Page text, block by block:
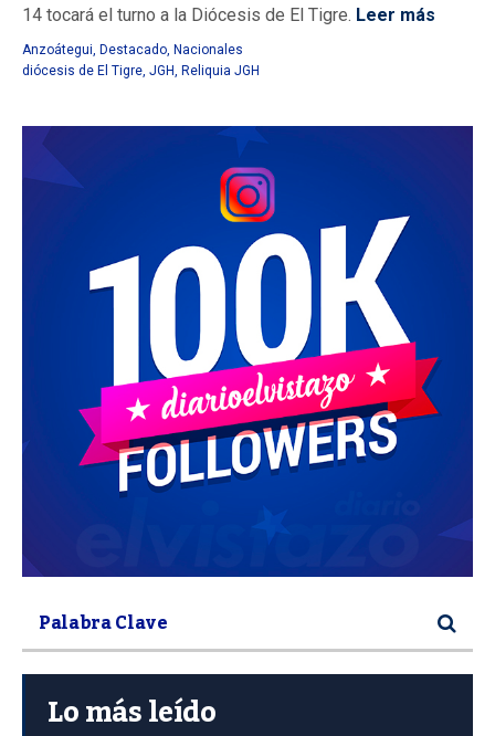
14 tocará el turno a la Diócesis de El Tigre. Leer más
Anzoátegui, Destacado, Nacionales
diócesis de El Tigre, JGH, Reliquia JGH
Lo más leído